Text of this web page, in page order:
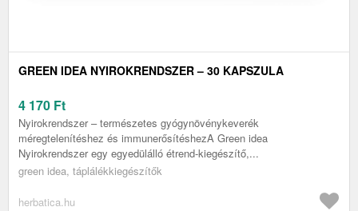
GREEN IDEA NYIROKRENDSZER – 30 KAPSZULA
4 170 Ft
Nyirokrendszer – természetes gyógynövénykeverék
méregtelenítéshez és immunerősítéshezA Green idea
Nyirokrendszer egy egyedülálló étrend-kiegészítő,...
green idea, táplálékkiegészítők
herbatica.hu